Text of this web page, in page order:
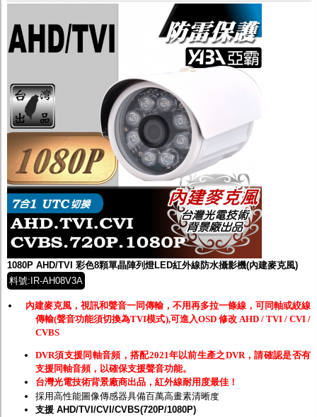
1080P AHD/TVI 彩色8顆單晶陣列燈LED紅外線防水攝影機(內建麥克風)
料號:IR-AH08V3A
內建麥克風，視訊和聲音一同傳輸，不用再多拉一條線，可同軸或絞線
傳輸(聲音功能須切換為TVI模式),可進入OSD 修改 AHD / TVI / CVI /
CVBS
DVR須支援同軸音頻，搭配2021年以前生產之DVR，請確認是否有
支援同軸音頻，以確保支援聲音功能。
台灣光電技術背景廠商出品，紅外線耐用度最佳！
採用高性能圖像傳感器具備百萬高畫素清晰度
支援 AHD/TVI/CVI/CVBS(720P/1080P)